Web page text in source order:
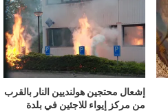
إشعال محتجين هولنديين النار بالقرب
من مركز إيواء للاجئين في بلدة